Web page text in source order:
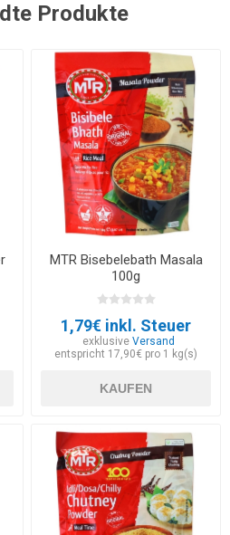
Produkte
MTR Bisebelebath Masala
100g
1,79€ inkl. Steuer
exklusive Versand
entspricht 17,90€ pro 1 kg(s)
KAUFEN